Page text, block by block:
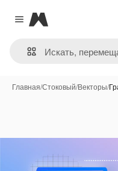
Close menu
Magnific
Главная/Стоковый/Векторы/